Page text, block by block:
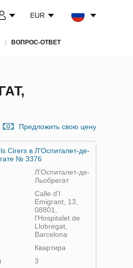
EUR
ВОПРОС-ОТВЕТ
Предложить свою цену
Cirers в Л'Оспиталет-де-
№ 3376
Л'Оспиталет-де-
Льобрегат
Calle d'l
Emigrant, 13,
08801,
l'Hospitalet de
Llobregat,
Barcelona
Квартира
3